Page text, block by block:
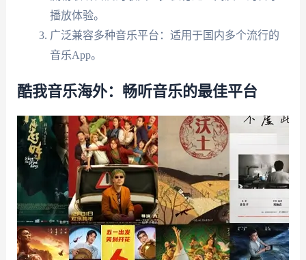
播放体验。
广泛兼容多种音乐平台：适用于国内多个流行的
音乐App。
酷我音乐海外：畅听音乐的最佳平台